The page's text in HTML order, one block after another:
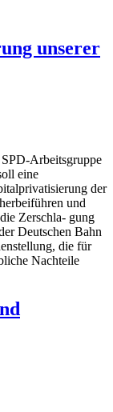
unserer
Arbeitsgruppe
eine
der
und
Zerschla- gung
Deutschen Bahn
die für
Nachteile